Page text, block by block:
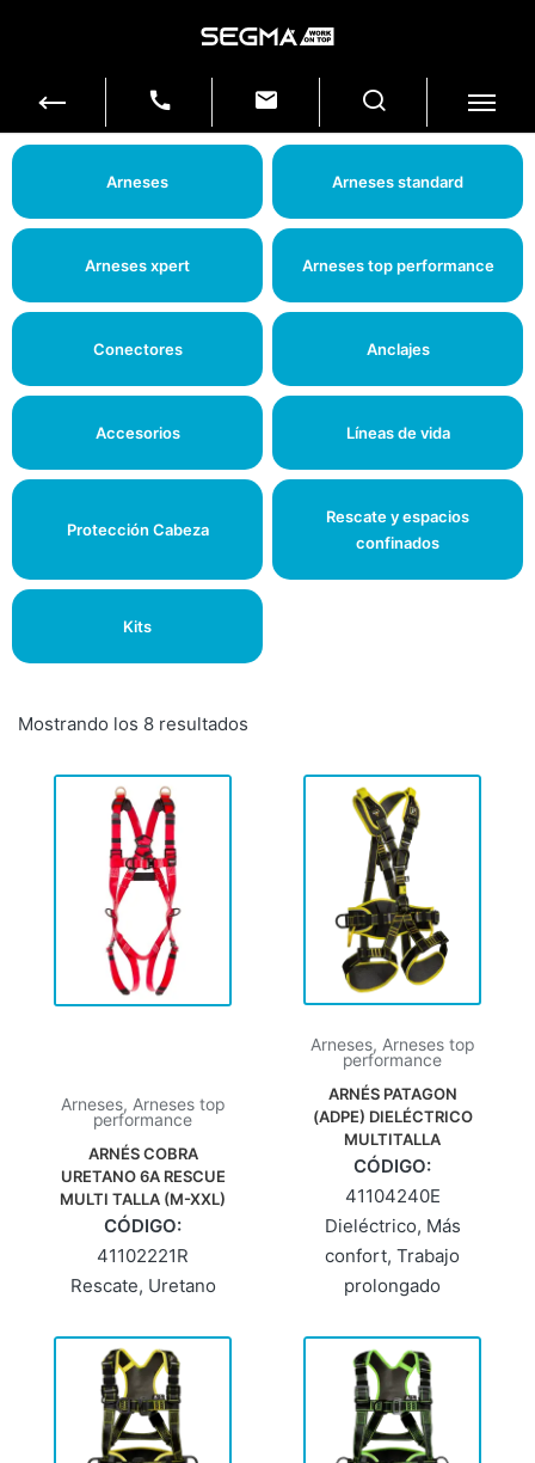
Arneses Arneses standard
Arneses xpert Arneses top performance
Conectores Anclajes
Accesorios Líneas de vida
Protección Cabeza
Rescate y espacios
confinados
Kits
Mostrando los 8 resultados
Arneses, Arneses top
performance
ARNÉS COBRA
URETANO 6A RESCUE
MULTI TALLA (M-XXL)
CÓDIGO:
41102221R
Rescate, Uretano
Arneses, Arneses top
performance
ARNÉS PATAGON
(ADPE) DIELÉCTRICO
MULTITALLA
CÓDIGO:
41104240E
Dieléctrico, Más
confort, Trabajo
prolongado